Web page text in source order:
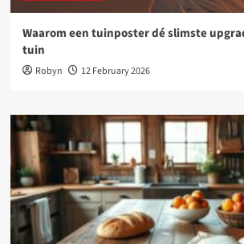
Waarom een tuinposter dé slimste
tuin
Robyn 12 February 2026